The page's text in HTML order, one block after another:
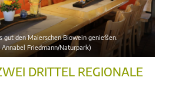
gut den Maierschen Biowein genießen.
Annabel Friedmann/Naturpark)
DRITTEL REGIONALE